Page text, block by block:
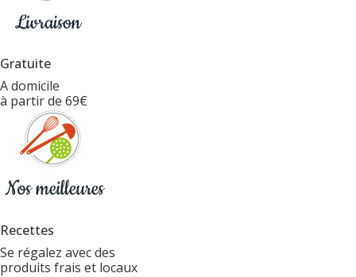
Gratuite
A domicile
à partir de 69€
Recettes
Se régalez avec des
produits frais et locaux